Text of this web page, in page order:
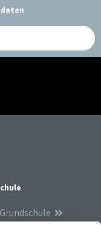
Grundschule